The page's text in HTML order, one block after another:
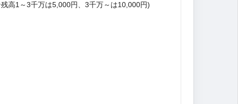
高1～3千万は5,000円、3千万～は10,000円)